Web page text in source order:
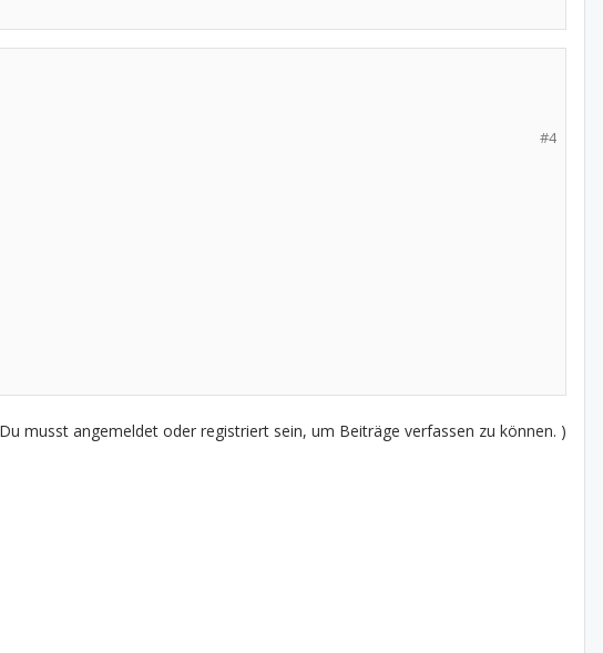
#4
musst angemeldet oder registriert sein, um Beiträge verfassen zu können. )